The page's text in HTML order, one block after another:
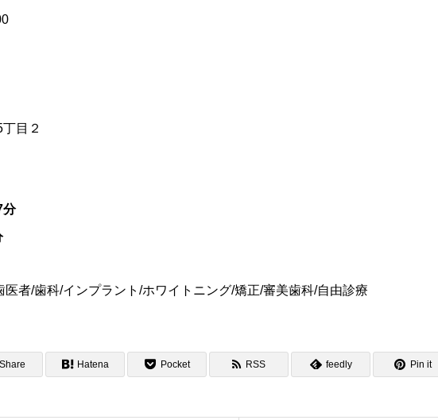
目２
医者/歯科/インプラント/ホワイトニング/矯正/審美歯科/自由診療
Share Hatena Pocket RSS feedly Pin it